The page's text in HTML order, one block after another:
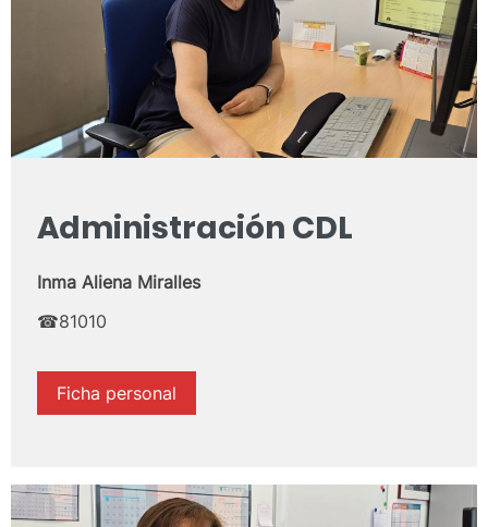
Administración CDL
Inma Aliena Miralles
☎81010
Ficha personal